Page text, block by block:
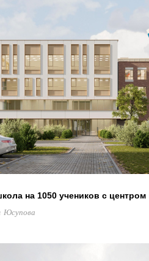
на 1050 учеников с центром
Юсупова